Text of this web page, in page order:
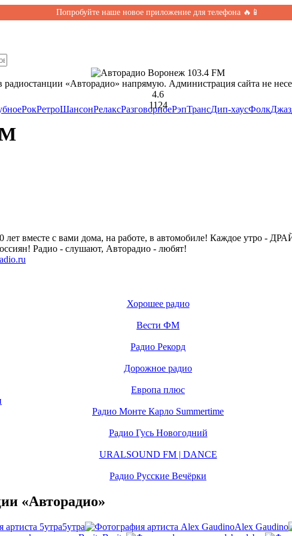
Попробуйте наше новое приложение для телефона 🔥📱
РокРетроШансонРелаксРазговорноеРэпТрансДип-хаусФолкДжаз
радиостанции «Авторадио» напрямую. Администрация сайта не
4.6
1124
лет вместе с вами дома, на работе, в автомобиле! Каждое утро -
Радио - слушают, Авторадио - любят!
Хорошее радио
Вести ФМ
Радио Рекорд
Дорожное радио
Европа плюс
Радио Монте Карло Summertime
Радио Гусь Новогодний
URALSOUND FM | DANCE
Радио Русские Вечёрки
«Авторадио»
5утра
Alex Gaudino